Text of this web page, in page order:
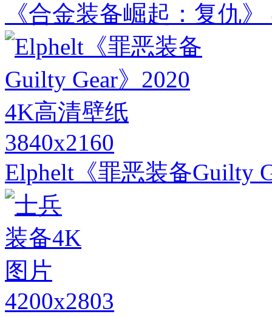
《合金装备崛起：复仇
3840x2160
Elphelt《罪恶装备Guilty
4200x2803